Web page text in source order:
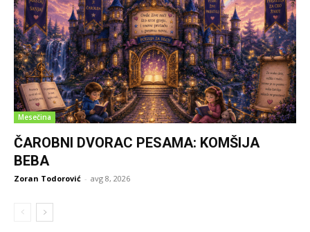
Mesečina
ČAROBNI DVORAC PESAMA: KOMŠIJA
BEBA
Zoran Todorović - avg 8, 2026